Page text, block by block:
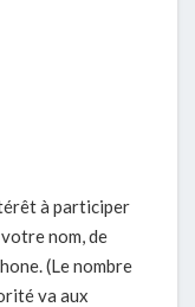
à participer
nom, de
(Le nombre
va aux